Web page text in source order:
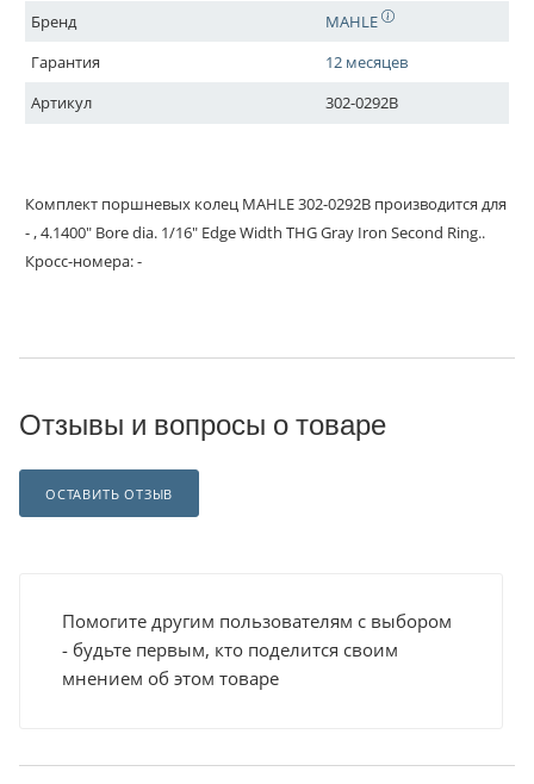
Бренд
MAHLE
Гарантия
12 месяцев
Артикул
302-0292B
Комплект поршневых колец MAHLE 302-0292B производится для
- , 4.1400" Bore dia. 1/16" Edge Width THG Gray Iron Second Ring..
Кросс-номера: -
Отзывы и вопросы о товаре
ОСТАВИТЬ ОТЗЫВ
Помогите другим пользователям с выбором
- будьте первым, кто поделится своим
мнением об этом товаре